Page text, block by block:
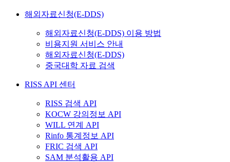
해외자료신청(E-DDS)
해외자료신청(E-DDS) 이용 방법
비용지원 서비스 안내
해외자료신청(E-DDS)
중국대학 자료 검색
RISS API 센터
RISS 검색 API
KOCW 강의정보 API
WILL 연계 API
Rinfo 통계정보 API
FRIC 검색 API
SAM 분석활용 API